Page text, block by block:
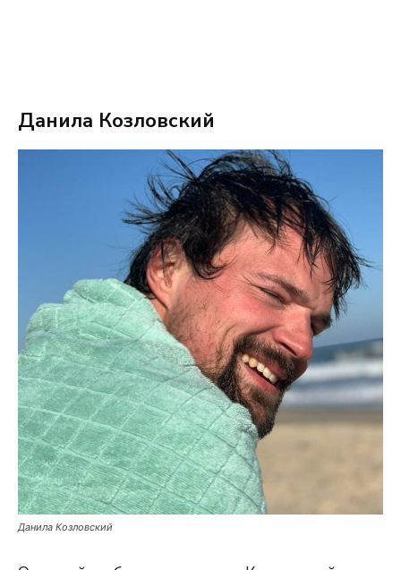
Данила Козловский
Данила Козловский